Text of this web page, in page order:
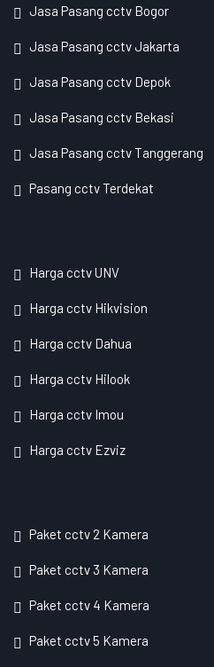
Jasa Pasang cctv Bogor
Jasa Pasang cctv Jakarta
Jasa Pasang cctv Depok
Jasa Pasang cctv Bekasi
Jasa Pasang cctv Tanggerang
Pasang cctv Terdekat
Harga cctv UNV
Harga cctv Hikvision
Harga cctv Dahua
Harga cctv Hilook
Harga cctv Imou
Harga cctv Ezviz
Paket cctv 2 Kamera
Paket cctv 3 Kamera
Paket cctv 4 Kamera
Paket cctv 5 Kamera